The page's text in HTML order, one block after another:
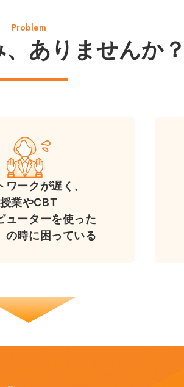
Problem
ありませんか？
ワークが遅く、
授業やCBT
ューターを使った
の時に困っている